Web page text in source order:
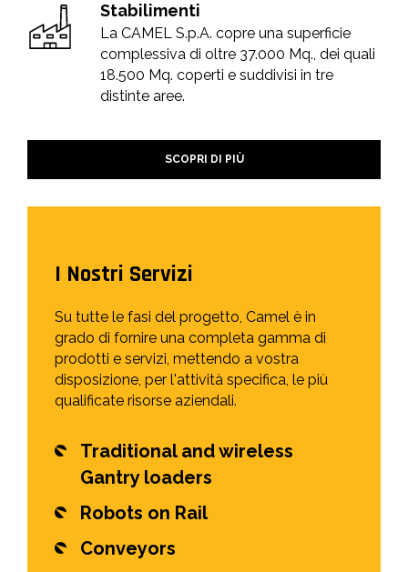
Stabilimenti
La CAMEL S.p.A. copre una superficie
complessiva di oltre 37.000 Mq., dei quali
18.500 Mq. coperti e suddivisi in tre
distinte aree.
SCOPRI DI PIÙ
I Nostri Servizi
Su tutte le fasi del progetto, Camel è in
grado di fornire una completa gamma di
prodotti e servizi, mettendo a vostra
disposizione, per l'attività specifica, le più
qualificate risorse aziendali.
Traditional and wireless
Gantry loaders
Robots on Rail
Conveyors